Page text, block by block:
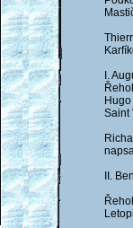
I.
Saint
II.